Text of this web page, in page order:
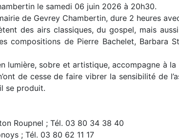
le samedi 06 juin 2026 à 20h30.
de Gevrey Chambertin, dure 2 heures
des airs classiques, du gospel, mais
compositions de Pierre Bachelet, Barbara
lumière, sobre et artistique, accompagne à
de cesse de faire vibrer la sensibilité de
se produit.
Roupnel ; Tél. 03 80 34 38 40
; Tél. 03 80 62 11 17